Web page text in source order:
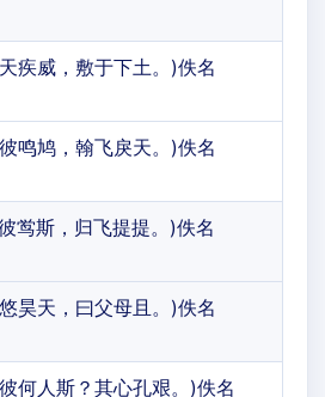
疾威，敷于下土。)佚名
鸣鸠，翰飞戾天。)佚名
鸴斯，归飞提提。)佚名
昊天，曰父母且。)佚名
何人斯？其心孔艰。)佚名